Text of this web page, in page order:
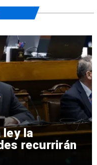
ley la
recurrirán